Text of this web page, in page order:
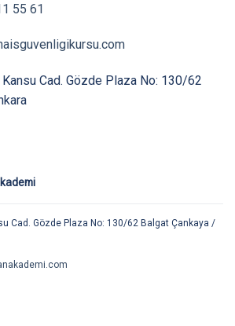
55 61
Cad. Gözde Plaza No: 130/62
Cad. Gözde Plaza No: 130/62 Balgat Çankaya /